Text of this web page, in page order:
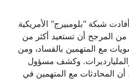
شبكة “بلومبيرج” الأمريكية
المرجح أن تستعيد أكثر من
تسويات مع المتهمين بالفساد، ومن
وكشف مسؤول
المحادثات مع المتهمين في